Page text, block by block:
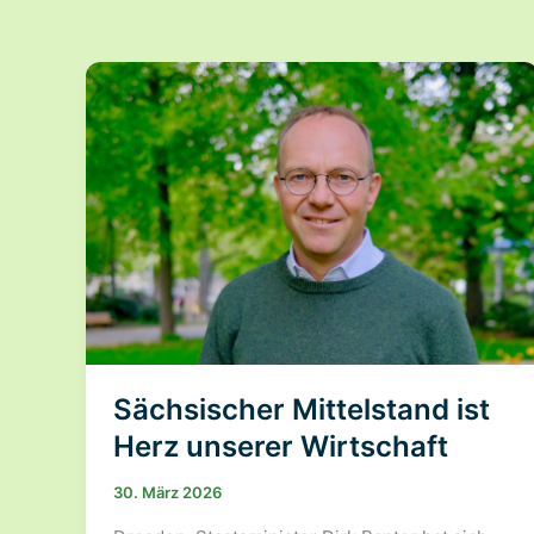
Sächsischer Mittelstand ist
Herz unserer Wirtschaft
30. März 2026